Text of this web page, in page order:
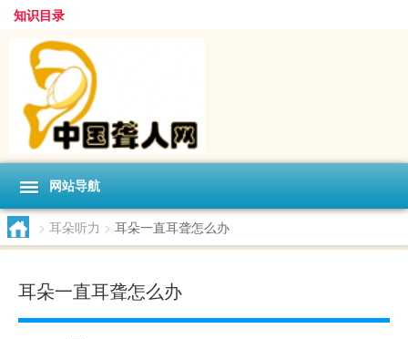
知识目录
网站导航
> 耳朵听力 > 耳朵一直耳聋怎么办
耳朵一直耳聋怎么办